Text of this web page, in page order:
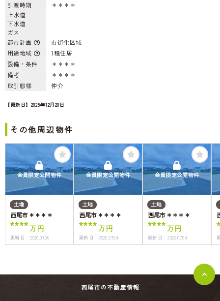
引渡時期
＊＊＊＊
上水道
下水道
ガス
都市計画
市街化区域
用途地域
1種住居
設備・条件
＊＊＊＊
備考
＊＊＊＊
取引態様
仲介
【更新日】2025年12月20日
その他周辺物件
会員限定公開物件
土地
西尾市＊＊＊＊
****万円
更新日：2026.07.06
会員限定公開物件
土地
西尾市＊＊＊＊
****万円
更新日：2026.07.04
会員限定公開物件
土地
西尾市＊＊＊＊
****万円
更新日：2026.07.04
西尾市の不動産情報